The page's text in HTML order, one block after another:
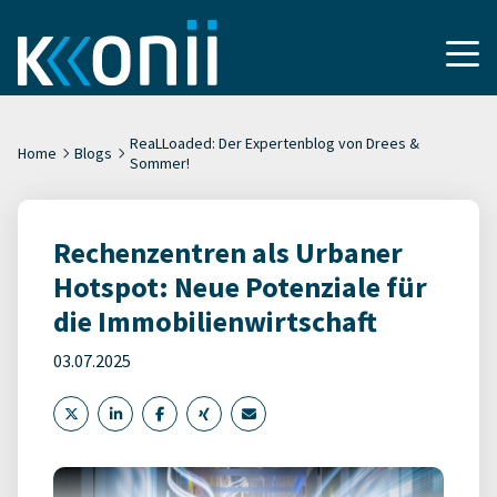
Home Blogs
ReaLLoaded: Der Expertenblog von Drees &
Sommer!
Rechenzentren als Urbaner
Hotspot: Neue Potenziale für
die Immobilienwirtschaft
03.07.2025